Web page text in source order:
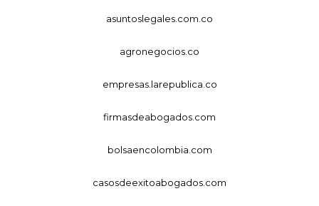
asuntoslegales.com.co
agronegocios.co
empresas.larepublica.co
firmasdeabogados.com
bolsaencolombia.com
casosdeexitoabogados.com